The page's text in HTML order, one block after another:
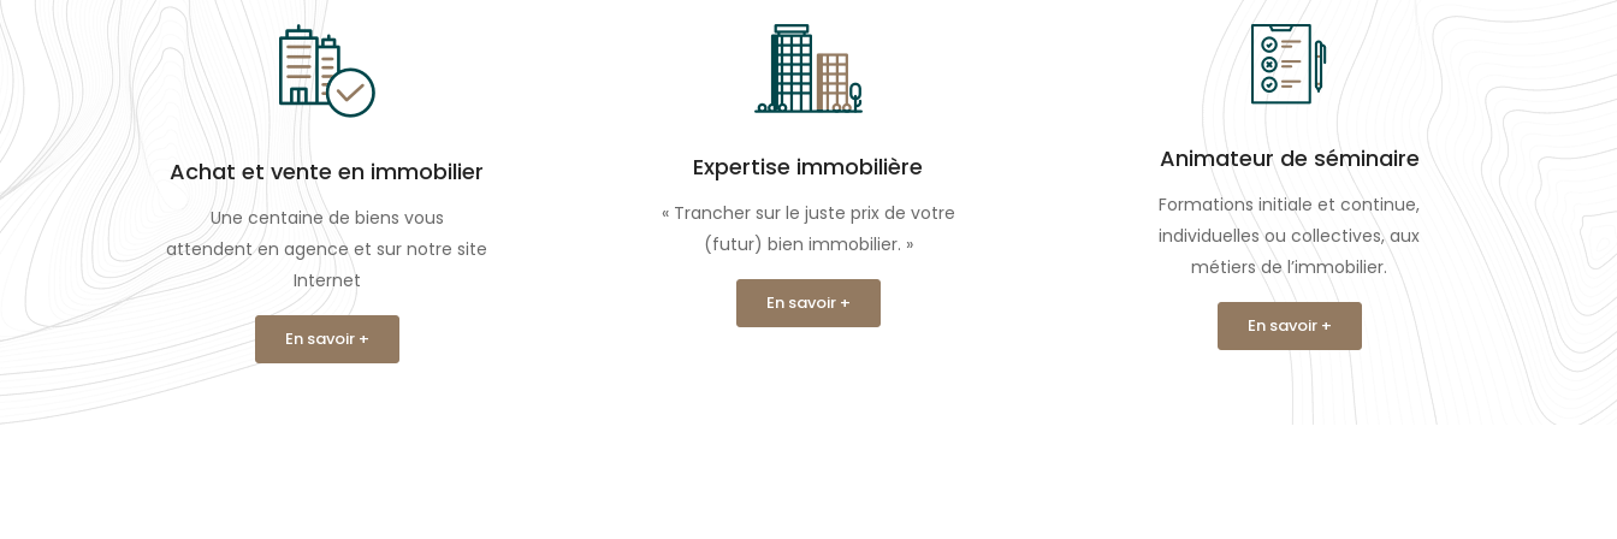
Achat et vente en immobilier
Une centaine de biens vous
attendent en agence et sur notre site
Internet
En savoir +
Expertise immobilière
« Trancher sur le juste prix de votre
(futur) bien immobilier. »
En savoir +
Animateur de séminaire
Formations initiale et continue,
individuelles ou collectives, aux
métiers de l’immobilier.
En savoir +